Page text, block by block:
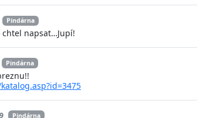
Pindárna
chtel napsat…Jupí!
Pindárna
Pindárna